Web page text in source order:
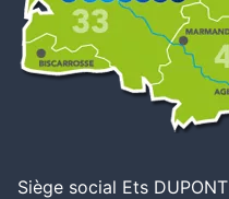
Siège social Ets DUPONT